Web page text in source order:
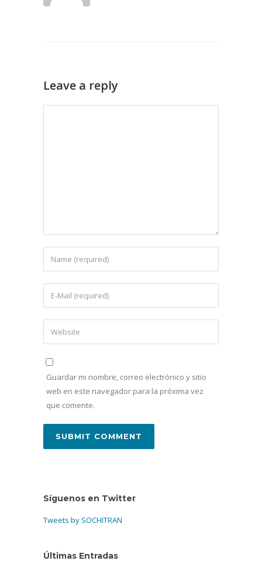
Leave a reply
Guardar mi nombre, correo electrónico y sitio
web en este navegador para la próxima vez
que comente.
Síguenos en Twitter
Tweets by SOCHITRAN
Últimas Entradas